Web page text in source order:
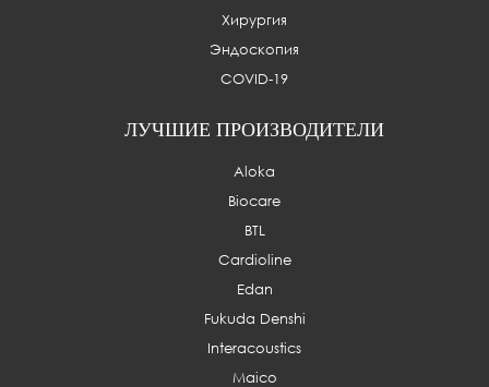
Хирургия
Эндоскопия
COVID-19
ЛУЧШИЕ ПРОИЗВОДИТЕЛИ
Aloka
Biocare
BTL
Cardioline
Edan
Fukuda Denshi
Interacoustics
Maico